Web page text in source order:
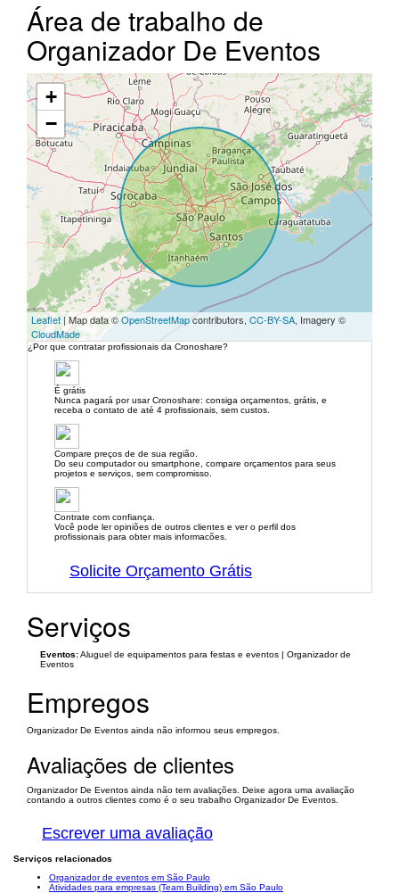
Área de trabalho de
Organizador De Eventos
+
−
Leaflet | Map data ©OpenStreetMapcontributors, CC-BY-SA, Imagery ©
CloudMade
¿Por que contratar profissionais da Cronoshare?
É grátis
Nunca pagará por usar Cronoshare: consiga orçamentos, grátis, e
receba o contato de até 4 profissionais, sem custos.
Compare preços de de sua região.
Do seu computador ou smartphone, compare orçamentos para seus
projetos e serviços, sem compromisso.
Contrate com confiança.
Você pode ler opiniões de outros clientes e ver o perfil dos
profissionais para obter mais informacões.
Solicite Orçamento Grátis
Serviços
Eventos:Aluguel de equipamentos para festas e eventos | Organizador de
Eventos
Empregos
Organizador De Eventos ainda não informou seus empregos.
Avaliações de clientes
Organizador De Eventos ainda não tem avaliações. Deixe agora uma avaliação
contando a outros clientes como é o seu trabalho Organizador De Eventos.
Escrever uma avaliação
Serviços relacionados
Organizador de eventos em São Paulo
Atividades para empresas (Team Building) em São Paulo